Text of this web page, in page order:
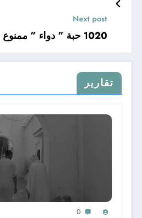
Next post
1020 حبة ” دواء ” ممنوع عند شرطة الشلف
تقارير
0